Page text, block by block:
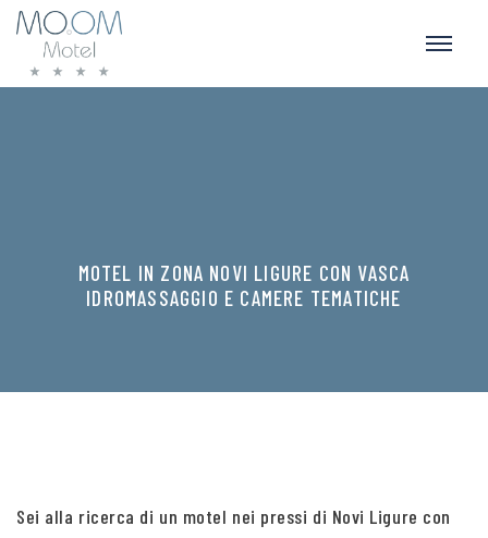
MOTEL IN ZONA NOVI LIGURE CON VASCA
IDROMASSAGGIO E CAMERE TEMATICHE
Sei alla ricerca di un motel nei pressi di Novi Ligure con